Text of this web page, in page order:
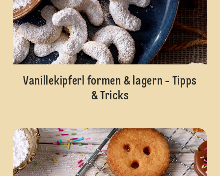
Vanillekipferl formen & lagern - Tipps
& Tricks